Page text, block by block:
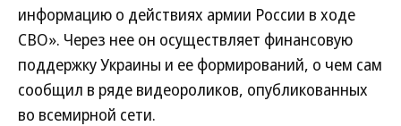
информацию о действиях армии России в ходе
СВО». Через нее он осуществляет финансовую
поддержку Украины и ее формирований, о чем сам
сообщил в ряде видеороликов, опубликованных
во всемирной сети.